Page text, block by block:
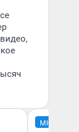
МНЕНИЕ